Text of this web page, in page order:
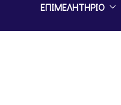
ΕΠΙΜΕΛΗΤΗΡΙΟ